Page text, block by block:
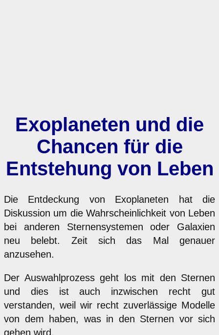
Exoplaneten und die
Chancen für die
Entstehung von Leben
Die Entdeckung von Exoplaneten hat die
Diskussion um die Wahrscheinlichkeit von Leben
bei anderen Sternensystemen oder Galaxien
neu belebt. Zeit sich das Mal genauer
anzusehen.
Der Auswahlprozess geht los mit den Sternen
und dies ist auch inzwischen recht gut
verstanden, weil wir recht zuverlässige Modelle
von dem haben, was in den Sternen vor sich
gehen wird.